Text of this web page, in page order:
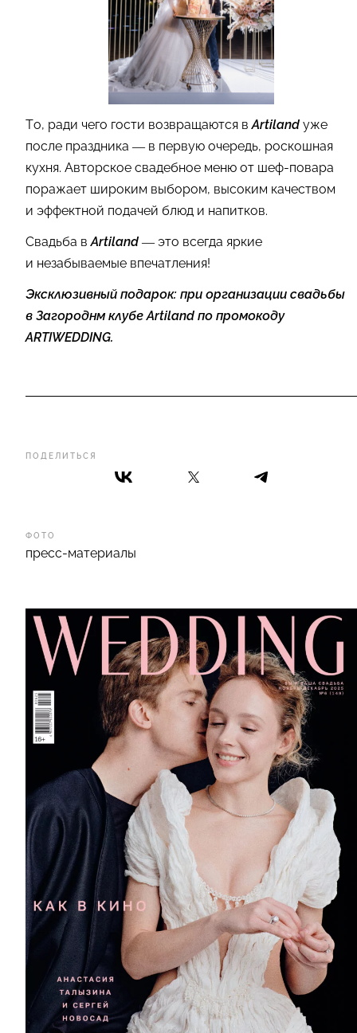
ПОДЕЛИТЬСЯ
ФОТО
пресс-материалы
То, ради чего гости возвращаются вArtiland уже
после праздника — в первую очередь, роскошная
кухня. Авторское свадебное меню от шеф-повара
поражает широким выбором, высоким качеством
и эффектной подачей блюд и напитков.
Свадьба в Artiland — это всегда яркие
и незабываемые впечатления!
Эксклюзивный подарок: при организации свадьбы
в Загороднм клубе Artiland по промокоду
ARTIWEDDING.